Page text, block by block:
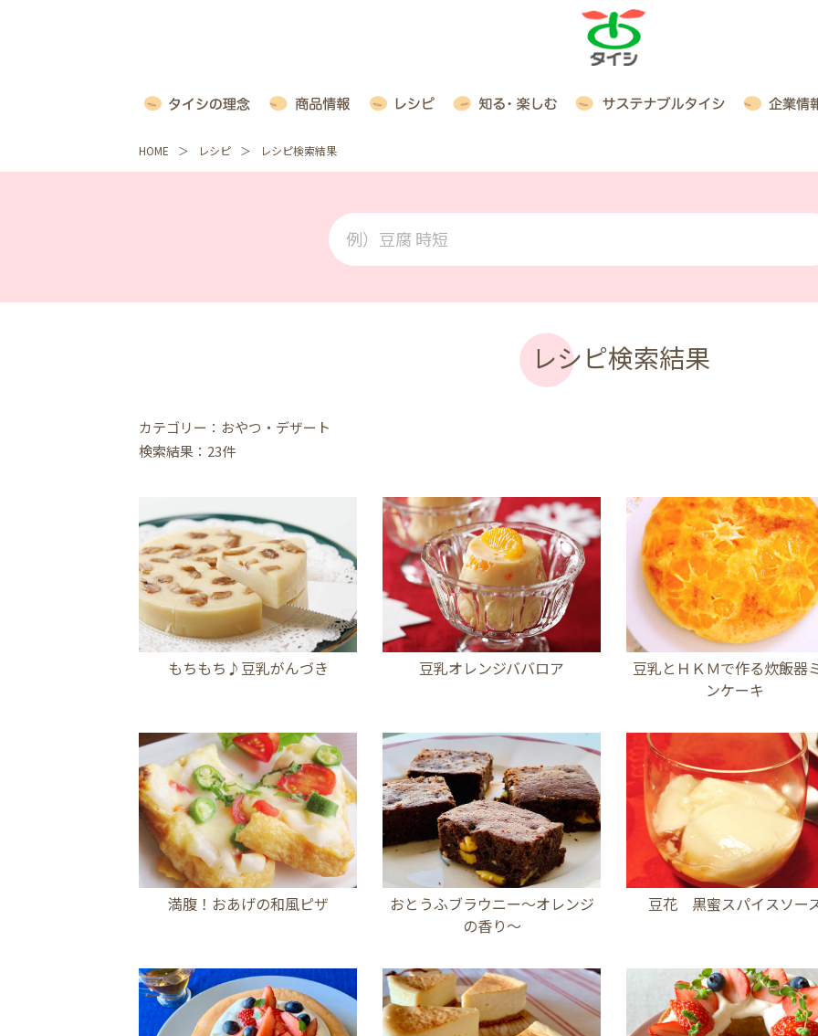
HOME レシピ レシピ検索結果
例）豆腐 時短
レシピ検索結果
カテゴリー：おやつ・デザート
検索結果：23件
もちもち♪豆乳がんづき 豆乳オレンジババロア
豆乳とＨＫＭで作る炊飯器
ンケーキ
満腹！おあげの和風ピザ
おとうふブラウニー～オレンジ
の香り～
豆花 黒蜜スパイスソー